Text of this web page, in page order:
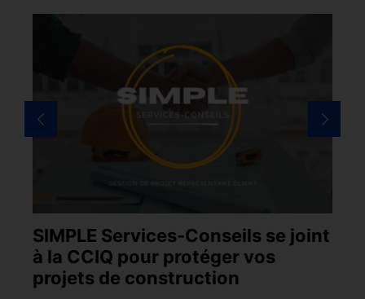
SIMPLE Services-Conseils se joint
à la CCIQ pour protéger vos
projets de construction